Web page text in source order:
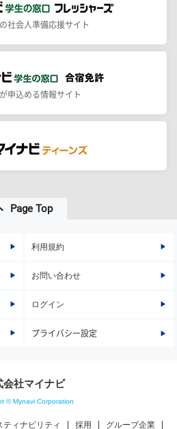
社会人準備応援サイト
申込める情報サイト
Page Top
利用規約
お問い合わせ
ログイン
プライバシー設定
会社マイナビ
© Mynavi Corporation
ティナビリティ 採用 グループ企業